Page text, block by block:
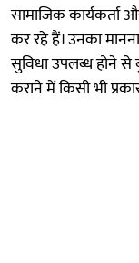
सामाजिक कार्यकर्ता
कर रहे हैं। उनका
सुविधा उपलब्ध होने से
कराने में किसी भी